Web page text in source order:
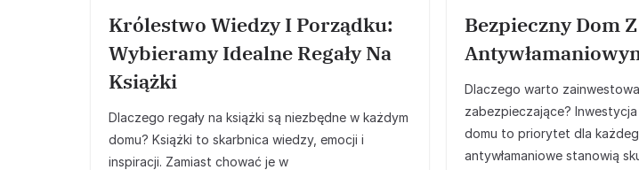
Królestwo Wiedzy I Porządku:
Wybieramy Idealne Regały Na
Książki
Dlaczego regały na książki są niezbędne w każdym
domu? Książki to skarbnica wiedzy, emocji i
inspiracji. Zamiast chować je w
Bezpieczny Dom
Dlaczego warto
zabezpieczające?
domu to priorytet dla
antywłamaniowe stanowią